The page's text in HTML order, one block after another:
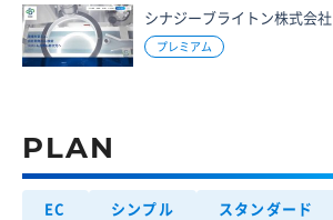
シナジーブライトン株式会社
プレミアム
PLAN
EC シンプル スタンダード